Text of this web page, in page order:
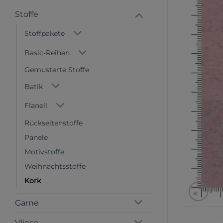
Stoffe
Stoffpakete
Basic-Reihen
Gemusterte Stoffe
Batik
Flanell
Rückseitenstoffe
Panele
Motivstoffe
Weihnachtsstoffe
Kork
Garne